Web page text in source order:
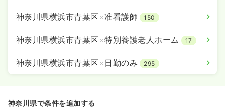
神奈川県横浜市青葉区 ×准看護師 150
神奈川県横浜市青葉区 ×特別養護老人ホーム 17
神奈川県横浜市青葉区 × 日勤のみ 295
神奈川県で条件を追加する